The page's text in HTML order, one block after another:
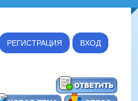
РЕГИСТРАЦИЯ ВХОД